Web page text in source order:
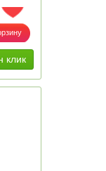
ДОБАВИТЬ В ИЗБРАННОЕ